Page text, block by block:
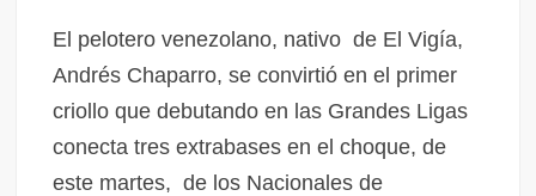
El pelotero venezolano, nativo de El Vigía,
Andrés Chaparro, se convirtió en el primer
criollo que debutando en las Grandes Ligas
conecta tres extrabases en el choque, de
este martes, de los Nacionales de